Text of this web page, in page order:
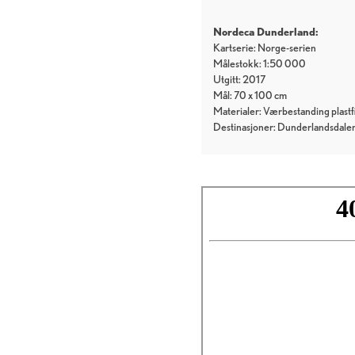
Nordeca Dunderland:
Kartserie: Norge-serien
Målestokk: 1:50 000
Utgitt: 2017
Mål: 70 x 100 cm
Materialer: Værbestanding
Destinasjoner: